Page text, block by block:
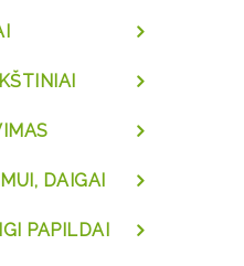
DAIGAI
PAPILDAI